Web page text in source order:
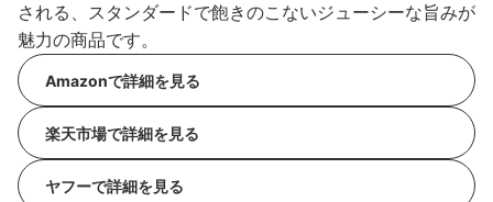
される、スタンダードで飽きのこないジューシーな旨みが
魅力の商品です。
Amazonで詳細を見る
楽天市場で詳細を見る
ヤフーで詳細を見る